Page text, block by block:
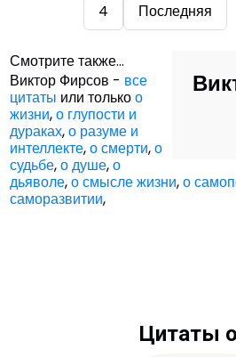
4
Последняя
Смотрите также...
Виктор Фирсов - все
цитаты или толькоо
жизни,о глупости и
дураках,о разуме и
интеллекте,о смерти,о
судьбе,о душе,о
дьяволе,о смысле жизни,о
саморазвитии,
Цитаты